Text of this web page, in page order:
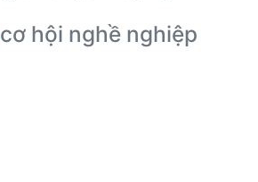
cơ hội nghề nghiệp